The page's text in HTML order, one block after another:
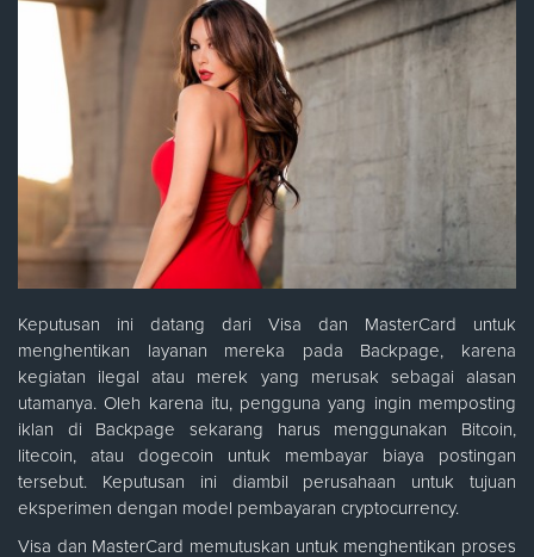
Keputusan ini datang dari Visa dan MasterCard untuk
menghentikan layanan mereka pada Backpage, karena
kegiatan ilegal atau merek yang merusak sebagai alasan
utamanya. Oleh karena itu, pengguna yang ingin memposting
iklan di Backpage sekarang harus menggunakan Bitcoin,
litecoin, atau dogecoin untuk membayar biaya postingan
tersebut. Keputusan ini diambil perusahaan untuk tujuan
eksperimen dengan model pembayaran cryptocurrency.
Visa dan MasterCard memutuskan untuk menghentikan proses